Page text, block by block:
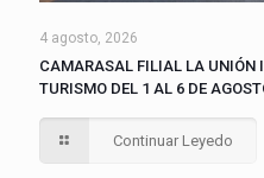
4 agosto, 2026
CAMARASAL FILIAL LA UNIÓN
TURISMO DEL 1 AL 6 DE
Continuar Leyedo